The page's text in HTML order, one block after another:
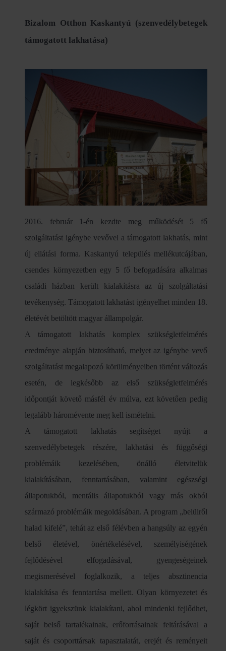
Bizalom Otthon Kaskantyú (szenvedélybetegek
támogatott lakhatása)
2016. február 1-én kezdte meg működését 5 fő
szolgáltatást igénybe vevővel a támogatott lakhatás, mint
új ellátási forma. Kaskantyú település mellékutcájában,
csendes környezetben egy 5 fő befogadására alkalmas
családi házban került kialakításra az új szolgáltatási
tevékenység. Támogatott lakhatást igényelhet minden 18.
életévét betöltött magyar állampolgár.
A támogatott lakhatás komplex szükségletfelmérés
eredménye alapján biztosítható, melyet az igénybe vevő
szolgáltatást megalapozó körülményeiben történt változás
esetén, de legkésőbb az első szükségletfelmérés
időpontját követő másfél év múlva, ezt követően pedig
legalább háromévente meg kell ismételni.
A támogatott lakhatás segítséget nyújt a
szenvedélybetegek részére, lakhatási és függőségi
problémáik kezelésében, önálló életvitelük
kialakításában, fenntartásában, valamint egészségi
állapotukból, mentális állapotukból vagy más okból
származó problémáik megoldásában. A program „belülről
halad kifelé”, tehát az első félévben a hangsúly az egyén
belső életével, önértékelésével, személyiségének
fejlődésével elfogadásával, gyengeségeinek
megismerésével foglalkozik, a teljes absztinencia
kialakítása és fenntartása mellett. Olyan környezetet és
légkört igyekszünk kialakítani, ahol mindenki fejlődhet,
saját belső tartalékainak, erőforrásainak feltárásával a
saját és csoporttársak tapasztalatát, erejét és reményeit